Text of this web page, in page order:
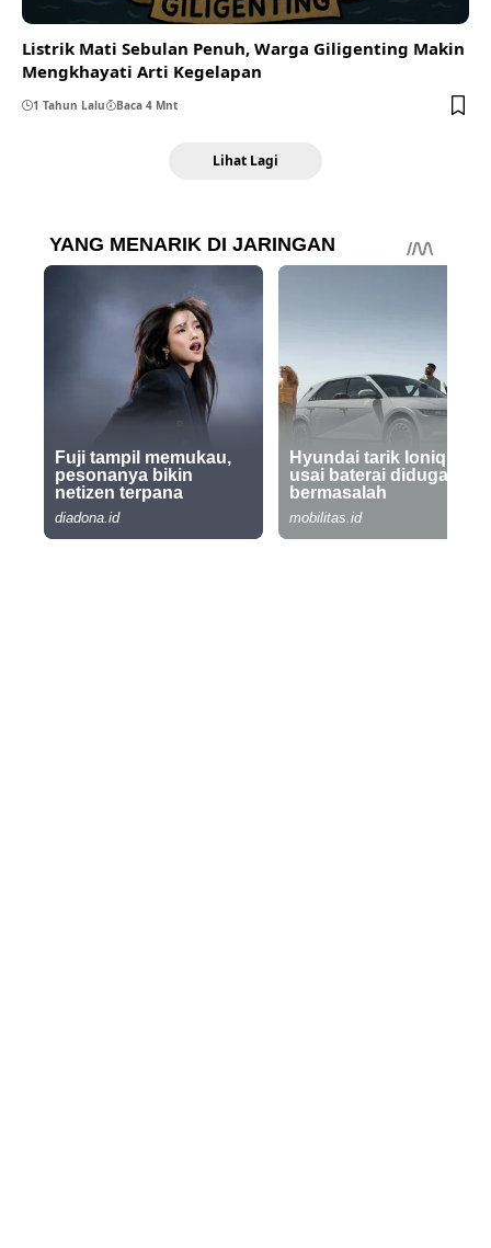
Listrik Mati Sebulan Penuh, Warga Giligenting Makin
Mengkhayati Arti Kegelapan
1 Tahun Lalu Baca 4 Mnt
Lihat Lagi